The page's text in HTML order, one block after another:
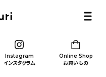
Instagram
インスタグラム
Online Shop
お買いもの